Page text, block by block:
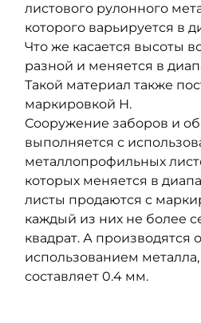
листового рулонного
которого варьируется в
Что же касается высоты
разной и меняется в
Такой материал также
маркировкой Н.
Сооружение заборов и
выполняется с
металлопрофильных
которых меняется в
листы продаются с
каждый из них не более
квадрат. А производятся
использованием
составляет 0.4 мм.